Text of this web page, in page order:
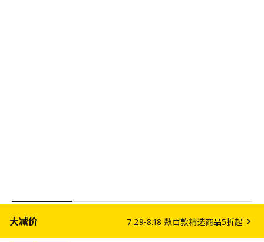
大减价 7.29-8.18 数百款精选商品5折起